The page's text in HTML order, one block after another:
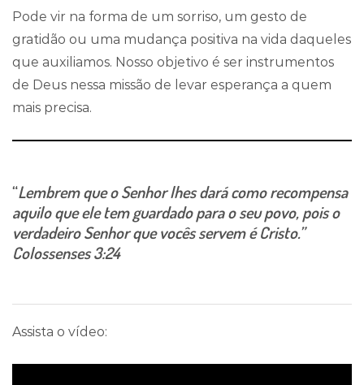
Pode vir na forma de um sorriso, um gesto de
gratidão ou uma mudança positiva na vida daqueles
que auxiliamos. Nosso objetivo é ser instrumentos
de Deus nessa missão de levar esperança a quem
mais precisa.
“Lembrem que o Senhor lhes dará como recompensa
aquilo que ele tem guardado para o seu povo, pois o
verdadeiro Senhor que vocês servem é Cristo.”
Colossenses 3:24
Assista o vídeo: